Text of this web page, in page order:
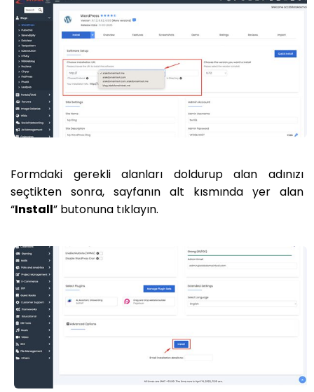
Formdaki gerekli alanları doldurup alan adınızı
seçtikten sonra, sayfanın alt kısmında yer alan
“Install” butonuna tıklayın.